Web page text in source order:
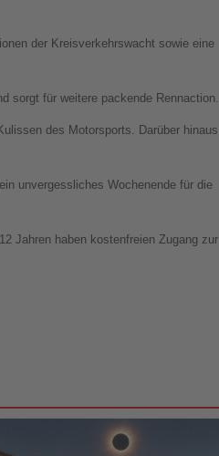
der Kreisverkehrswacht sowie eine
sorgt für weitere packende Rennaction.
des Motorsports. Darüber hinaus
unvergessliches Wochenende für die
Jahren haben kostenfreien Zugang zur